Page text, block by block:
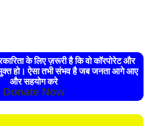
के लिए ज़रूरी है कि वो कॉरपोरेट और
हो। ऐसा तभी संभव है जब जनता आगे आए
और सहयोग करे
Donate Now